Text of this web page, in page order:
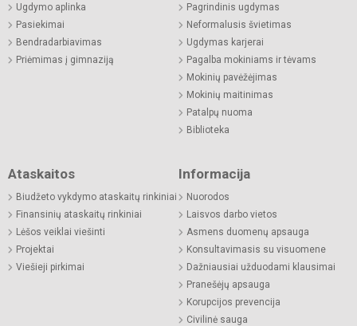
Ugdymo aplinka
Pasiekimai
Bendradarbiavimas
Priėmimas į gimnaziją
Pagrindinis ugdymas
Neformalusis švietimas
Ugdymas karjerai
Pagalba mokiniams ir tėvams
Mokinių pavėžėjimas
Mokinių maitinimas
Patalpų nuoma
Biblioteka
Ataskaitos
Biudžeto vykdymo ataskaitų rinkiniai
Finansinių ataskaitų rinkiniai
Lėšos veiklai viešinti
Projektai
Viešieji pirkimai
Informacija
Nuorodos
Laisvos darbo vietos
Asmens duomenų apsauga
Konsultavimasis su visuomene
Dažniausiai užduodami klausimai
Pranešėjų apsauga
Korupcijos prevencija
Civilinė sauga